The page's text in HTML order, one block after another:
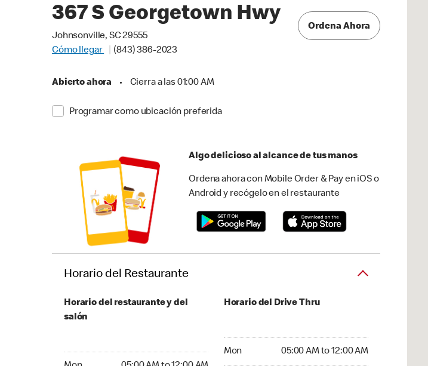
367 S Georgetown Hwy
Johnsonville, SC 29555
Cómo llegar
(843) 386-2023
Abierto ahora • Cierra a las 01:00 AM
Programar como ubicación preferida
Ordena Ahora
Algo delicioso al alcance de tus manos
Ordena ahora con Mobile Order & Pay en iOS o
Android y recógelo en el restaurante
Horario del Restaurante
Horario del restaurante y del
salón
Horario del Drive Thru
Mon 05:00 AM to 12:00 AM